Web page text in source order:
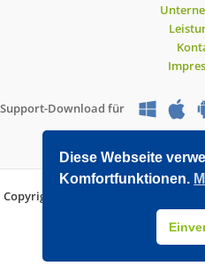
Support-Download für
Copyright © 2026 O&V DATEC
Diese Webseite
Komfortfunktionen.